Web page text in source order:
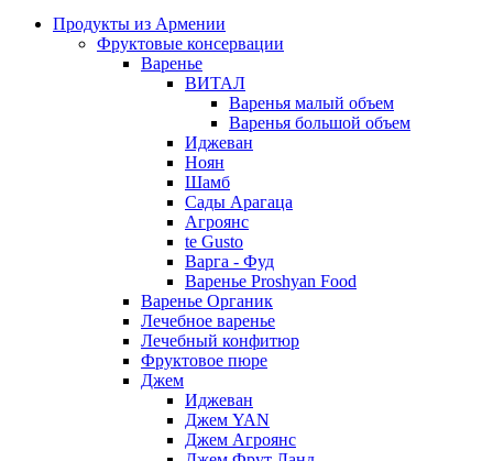
Продукты из Армении
Фруктовые консервации
Варенье
ВИТАЛ
Варенья малый объем
Варенья большой объем
Иджеван
Ноян
Шамб
Сады Арагаца
Агроянс
te Gusto
Варга - Фуд
Варенье Proshyan Food
Варенье Органик
Лечебное варенье
Лечебный конфитюр
Фруктовое пюре
Джем
Иджеван
Джем YAN
Джем Агроянс